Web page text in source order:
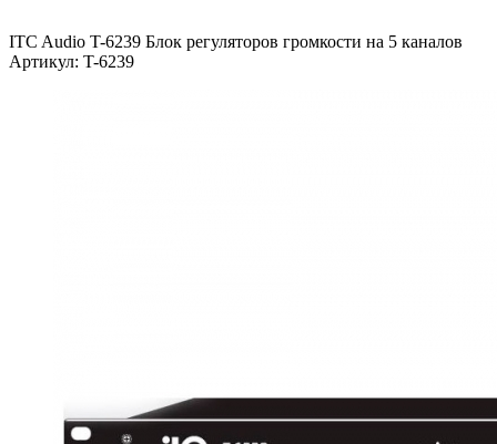
ITC Audio T-6239 Блок регуляторов громкости на 5 каналов
Артикул: T-6239